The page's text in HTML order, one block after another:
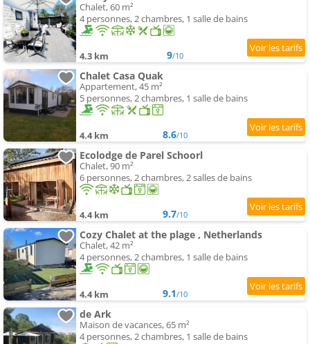
Chalet, 60 m²
4 personnes, 2 chambres, 1 salle de bains
4.3 km 9/10
Chalet Casa Quak
Appartement, 45 m²
5 personnes, 2 chambres, 1 salle de bains
4.4 km 8.6/10
Ecolodge de Parel Schoorl
Chalet, 90 m²
6 personnes, 2 chambres, 2 salles de bains
4.4 km 9.7/10
Cozy Chalet at the plage , Netherlands
Chalet, 42 m²
4 personnes, 2 chambres, 1 salle de bains
4.4 km 9.1/10
de Ark
Maison de vacances, 65 m²
4 personnes, 2 chambres, 1 salle de bains